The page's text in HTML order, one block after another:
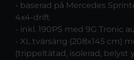
- baserad på Mercedes
4x4-drift
- inkl. 190PS med 9G Tronic
- XL tvärsäng (208x145 cm)
(trippeltätad, isolerad, belyst